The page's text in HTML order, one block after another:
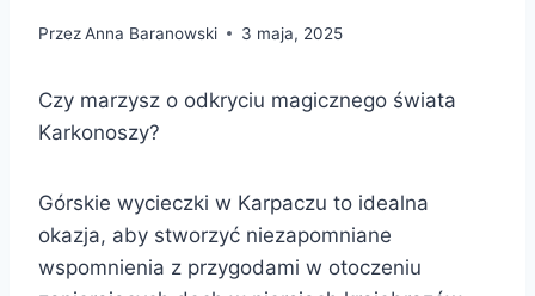
PrzezAnna Baranowski 3 maja, 2025
Czy marzysz o odkryciu magicznego świata
Karkonoszy?
Górskie wycieczki w Karpaczu to idealna
okazja, aby stworzyć niezapomniane
wspomnienia z przygodami w otoczeniu